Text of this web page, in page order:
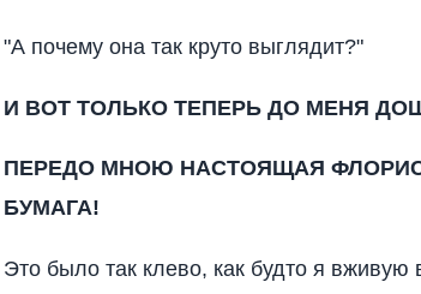
"А почему она так круто выглядит?"
И ВОТ ТОЛЬКО ТЕПЕРЬ ДО МЕНЯ
ПЕРЕДО МНОЮ НАСТОЯЩАЯ
БУМАГА!
Это было так клево, как будто я